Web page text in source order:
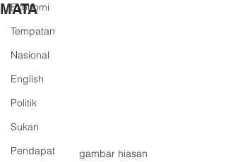
Ekonomi
Tempatan
Nasional
English
Politik
Sukan
Pendapat
MATA
gambar hiasan